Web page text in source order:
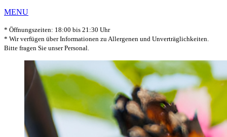
MENU
* Öffnungszeiten: 18:00 bis 21:30 Uhr
* Wir verfügen über Informationen zu Allergenen und Unverträglichkeiten.
Bitte fragen Sie unser Personal.